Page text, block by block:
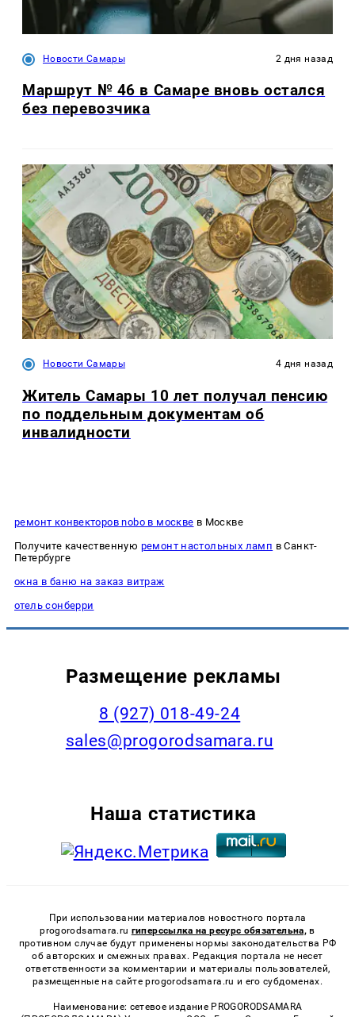
Новости Самары 2 дня назад
Маршрут № 46 в Самаре вновь остался
без перевозчика
Новости Самары 4 дня назад
Житель Самары 10 лет получал пенсию
по поддельным документам об
инвалидности
ремонт конвекторов nobo в москве в Москве
Получите качественную ремонт настольных ламп в Санкт-
Петербурге
окна в баню на заказ витраж
отель сонберри
Размещение рекламы
8 (927) 018-49-24
sales@progorodsamara.ru
Наша статистика
При использовании материалов новостного портала
progorodsamara.ru гиперссылка на ресурс обязательна, в
противном случае будут применены нормы законодательства РФ
об авторских и смежных правах. Редакция портала не несет
ответственности за комментарии и материалы пользователей,
размещенные на сайте progorodsamara.ru и его субдоменах.
Наименование: сетевое издание PROGORODSAMARA